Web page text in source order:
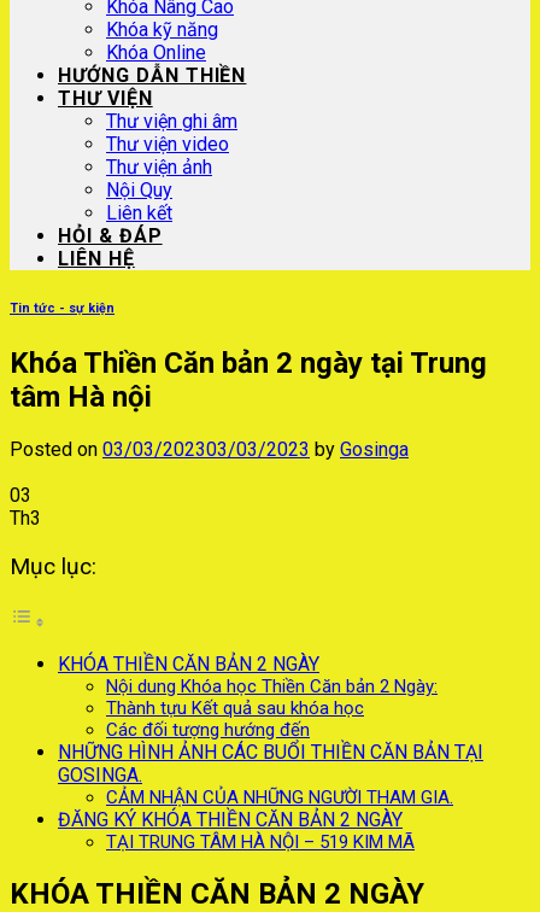
Khóa Nâng Cao
Khóa kỹ năng
Khóa Online
HƯỚNG DẪN THIỀN
THƯ VIỆN
Thư viện ghi âm
Thư viện video
Thư viện ảnh
Nội Quy
Liên kết
HỎI & ĐÁP
LIÊN HỆ
Tin tức - sự kiện
Khóa Thiền Căn bản 2 ngày tại Trung
tâm Hà nội
Posted on 03/03/202303/03/2023 by Gosinga
03
Th3
Mục lục:
KHÓA THIỀN CĂN BẢN 2 NGÀY
Nội dung Khóa học Thiền Căn bản 2 Ngày:
Thành tựu Kết quả sau khóa học
Các đối tượng hướng đến
NHỮNG HÌNH ẢNH CÁC BUỔI THIỀN CĂN BẢN TẠI
GOSINGA.
CẢM NHẬN CỦA NHỮNG NGƯỜI THAM GIA.
ĐĂNG KÝ KHÓA THIỀN CĂN BẢN 2 NGÀY
TẠI TRUNG TÂM HÀ NỘI – 519 KIM MÃ
KHÓA THIỀN CĂN BẢN 2 NGÀY